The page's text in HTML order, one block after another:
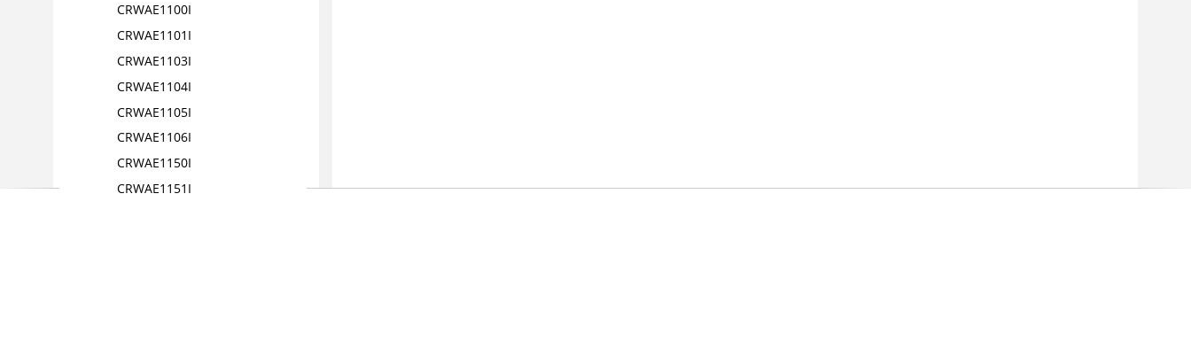
CRWAE1100I
CRWAE1101I
CRWAE1103I
CRWAE1104I
CRWAE1105I
CRWAE1106I
CRWAE1150I
CRWAE1151I